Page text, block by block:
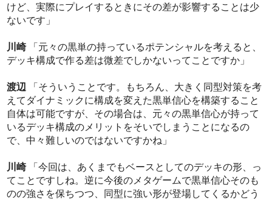
けど、実際にプレイするときにその差が影響することは少
ないです」
川崎「元々の黒単の持っているポテンシャルを考えると、
デッキ構成で作る差は微差でしかないってことですか」
渡辺 「そういうことです。もちろん、大きく同型対策を考
えてダイナミックに構成を変えた黒単信心を構築すること
自体は可能ですが、その場合は、元々の黒単信心が持って
いるデッキ構成のメリットをそいでしまうことになるの
で、中々難しいのではないですかね」
川崎「今回は、あくまでもベースとしてのデッキの形、っ
てことですしね。逆に今後のメタゲームで黒単信心そのも
のの強さを保ちつつ、同型に強い形が登場してくるかどう